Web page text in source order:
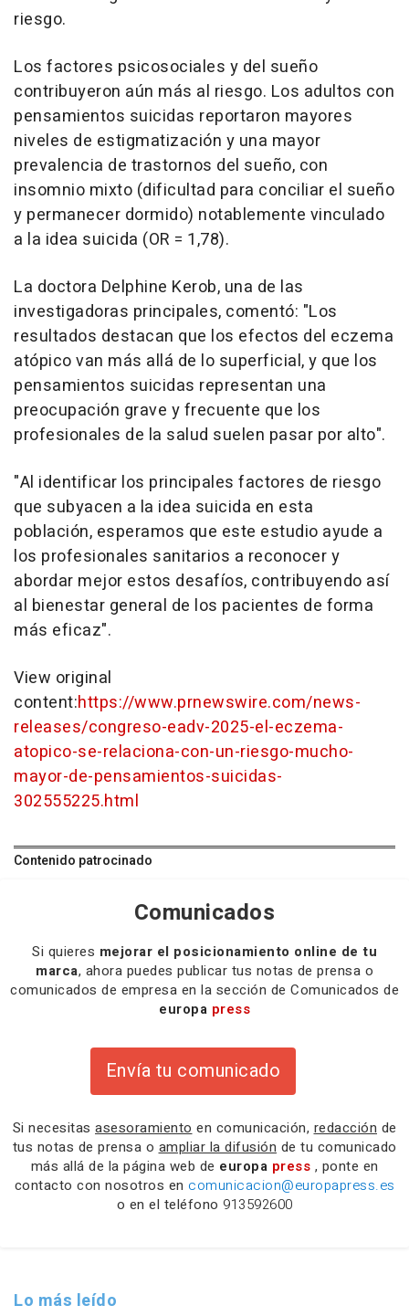
riesgo.
Los factores psicosociales y del sueño
contribuyeron aún más al riesgo. Los adultos con
pensamientos suicidas reportaron mayores
niveles de estigmatización y una mayor
prevalencia de trastornos del sueño, con
insomnio mixto (dificultad para conciliar el sueño
y permanecer dormido) notablemente vinculado
a la idea suicida (OR = 1,78).
La doctora Delphine Kerob, una de las
investigadoras principales, comentó: "Los
resultados destacan que los efectos del eczema
atópico van más allá de lo superficial, y que los
pensamientos suicidas representan una
preocupación grave y frecuente que los
profesionales de la salud suelen pasar por alto".
"Al identificar los principales factores de riesgo
que subyacen a la idea suicida en esta
población, esperamos que este estudio ayude a
los profesionales sanitarios a reconocer y
abordar mejor estos desafíos, contribuyendo así
al bienestar general de los pacientes de forma
más eficaz".
View original
content:https://www.prnewswire.com/news-
releases/congreso-eadv-2025-el-eczema-
atopico-se-relaciona-con-un-riesgo-mucho-
mayor-de-pensamientos-suicidas-
302555225.html
Contenido patrocinado
Comunicados
Si quieres mejorar el posicionamiento online de tu
marca, ahora puedes publicar tus notas de prensa o
comunicados de empresa en la sección de Comunicados de
europa press
Envía tu comunicado
Si necesitas asesoramiento en comunicación, redacción de
tus notas de prensa o ampliar la difusión de tu comunicado
más allá de la página web de europa press , ponte en
contacto con nosotros en comunicacion@europapress.es
o en el teléfono 913592600
Lo más leído